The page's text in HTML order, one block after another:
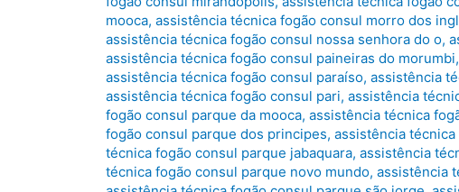
mooca, assistência técnica fogão consul morro dos
assistência técnica fogão consul nossa senhora do o,
assistência técnica fogão consul paineiras do morumbi,
assistência técnica fogão consul paraíso, assistência
assistência técnica fogão consul pari, assistência
fogão consul parque da mooca, assistência técnica
fogão consul parque dos principes, assistência
técnica fogão consul parque jabaquara, assistência
técnica fogão consul parque novo mundo, assistência